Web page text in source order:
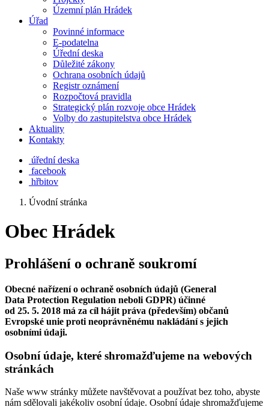
Územní plán Hrádek
Úřad
Povinné informace
E-podatelna
Úřední deska
Důležité zákony
Ochrana osobních údajů
Registr oznámení
Rozpočtová pravidla
Strategický plán rozvoje obce Hrádek
Volby do zastupitelstva obce Hrádek
Aktuality
Kontakty
úřední deska
facebook
hřbitov
Úvodní stránka
Obec Hrádek
Prohlášení o ochraně soukromí
Obecné nařízení o ochraně osobních údajů (General
Data Protection Regulation neboli GDPR) účinné
od 25. 5. 2018 má za cíl hájit práva (především) občanů
Evropské unie proti neoprávněnému nakládání s jejich
osobními údaji.
Osobní údaje, které shromažďujeme na webových
stránkách
Naše www stránky můžete navštěvovat a používat bez toho, abyste
nám sdělovali jakékoliv osobní údaje. Osobní údaje shromažďujeme